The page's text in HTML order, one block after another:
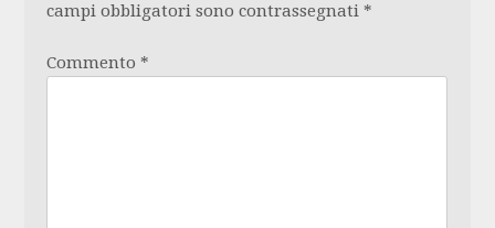
campi obbligatori sono contrassegnati *
Commento *